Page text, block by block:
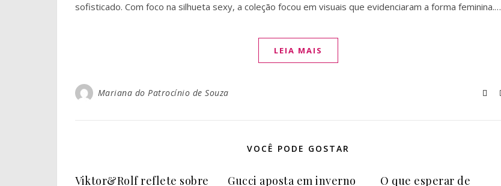
sofisticado. Com foco na silhueta sexy, a coleção focou em visuais que evidenciaram a forma feminina.…
LEIA MAIS
Mariana do Patrocínio de Souza
VOCÊ PODE GOSTAR
Viktor&Rolf reflete sobre
Gucci aposta em inverno
O que esperar de